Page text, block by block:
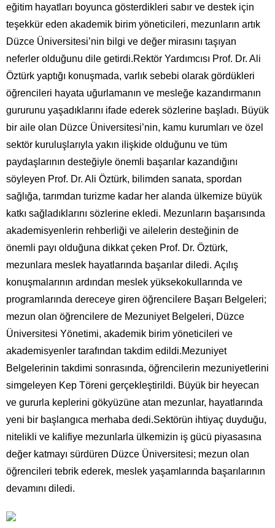
eğitim hayatları boyunca gösterdikleri sabır ve destek için
teşekkür eden akademik birim yöneticileri, mezunların artık
Düzce Üniversitesi’nin bilgi ve değer mirasını taşıyan
neferler olduğunu dile getirdi.Rektör Yardımcısı Prof. Dr. Ali
Öztürk yaptığı konuşmada, varlık sebebi olarak gördükleri
öğrencileri hayata uğurlamanın ve mesleğe kazandırmanın
gururunu yaşadıklarını ifade ederek sözlerine başladı. Büyük
bir aile olan Düzce Üniversitesi’nin, kamu kurumları ve özel
sektör kuruluşlarıyla yakın ilişkide olduğunu ve tüm
paydaşlarının desteğiyle önemli başarılar kazandığını
söyleyen Prof. Dr. Ali Öztürk, bilimden sanata, spordan
sağlığa, tarımdan turizme kadar her alanda ülkemize büyük
katkı sağladıklarını sözlerine ekledi. Mezunların başarısında
akademisyenlerin rehberliği ve ailelerin desteğinin de
önemli payı olduğuna dikkat çeken Prof. Dr. Öztürk,
mezunlara meslek hayatlarında başarılar diledi. Açılış
konuşmalarının ardından meslek yüksekokullarında ve
programlarında dereceye giren öğrencilere Başarı Belgeleri;
mezun olan öğrencilere de Mezuniyet Belgeleri, Düzce
Üniversitesi Yönetimi, akademik birim yöneticileri ve
akademisyenler tarafından takdim edildi.Mezuniyet
Belgelerinin takdimi sonrasında, öğrencilerin mezuniyetlerini
simgeleyen Kep Töreni gerçekleştirildi. Büyük bir heyecan
ve gururla keplerini gökyüzüne atan mezunlar, hayatlarında
yeni bir başlangıca merhaba dedi.Sektörün ihtiyaç duyduğu,
nitelikli ve kalifiye mezunlarla ülkemizin iş gücü piyasasına
değer katmayı sürdüren Düzce Üniversitesi; mezun olan
öğrencileri tebrik ederek, meslek yaşamlarında başarılarının
devamını diledi.